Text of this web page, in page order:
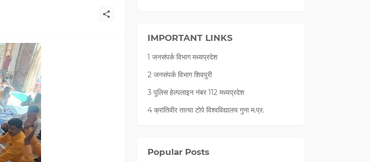
IMPORTANT LINKS
1 जनसंपर्क विभाग मध्यप्रदेश
2 जनसंपर्क विभाग शिवपुरी
3 पुलिस हेल्पलाइन नंबर 112 मध्‍यप्रदेश
4 क्रांतिवीर तात्या टोपे विश्वविद्यालय गुना म.प्र.
Popular Posts